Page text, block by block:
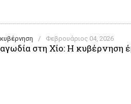
/ Φεβρουάριος 04, 2026
στη Χίο: Η κυβέρνηση